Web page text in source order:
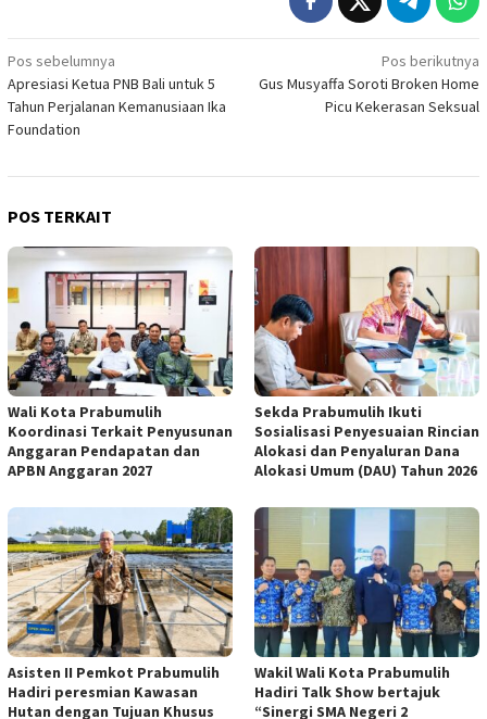
Navigasi
pos
Pos sebelumnya
Apresiasi Ketua PNB Bali untuk 5
Tahun Perjalanan Kemanusiaan Ika
Foundation
Pos berikutnya
Gus Musyaffa Soroti Broken Home
Picu Kekerasan Seksual
POS TERKAIT
Wali Kota Prabumulih
Koordinasi Terkait Penyusunan
Anggaran Pendapatan dan
APBN Anggaran 2027
Sekda Prabumulih Ikuti
Sosialisasi Penyesuaian Rincian
Alokasi dan Penyaluran Dana
Alokasi Umum (DAU) Tahun 2026
Asisten II Pemkot Prabumulih
Hadiri peresmian Kawasan
Hutan dengan Tujuan Khusus
Wakil Wali Kota Prabumulih
Hadiri Talk Show bertajuk
“Sinergi SMA Negeri 2